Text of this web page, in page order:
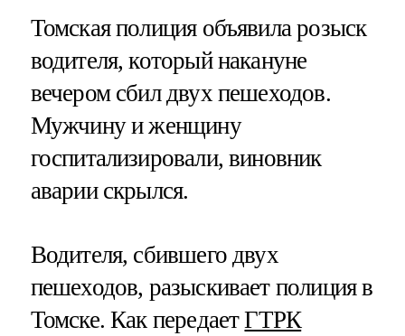
Томская полиция объявила розыск
водителя, который накануне
вечером сбил двух пешеходов.
Мужчину и женщину
госпитализировали, виновник
аварии скрылся.
Водителя, сбившего двух
пешеходов, разыскивает полиция в
Томске. Как передаетГТРК